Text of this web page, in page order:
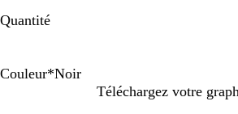
fléchées
défiler
défiler
Quantité
Couleur*Noir
Téléchargez votre